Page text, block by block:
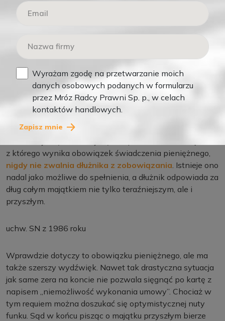
wyr. SN z 2000 roku
W tej konkretnej sprawie był to wniosek na niekorzyść
banku, ale na placu budowy przekłada się na niekorzyść
wykonawcy. Puste konto nie oznacza bowiem zielonego
światła dla skasowania obowiązku prowadzenia robót.
Bankruta in spe też wiążą umowy.
Niewypłacalność dłużnika
z którego wynika obowiązek świadczenia pieniężnego,
nigdy nie zwalnia dłużnika z zobowiązania. Istnieje ono
nadal jako możliwe do spełnienia, a dłużnik odpowiada za
dług całym majątkiem nie tylko teraźniejszym, ale i
przyszłym.
uchw. SN z 1986 roku
Wprawdzie dotyczy to obowiązku pieniężnego, ale ma
także szerszy wydźwięk. Nawet tak drastyczna sytuacja
jak same zera na koncie nie pozwala sięgnąć po kartę z
napisem „niemożliwość wykonania umowy”. Chociaż w
tym requiem można doszukać się optymistycznej nuty
funku. Sąd w końcu pisząc o majątku przyszłym bierze
Wyrażam zgodę na przetwarzanie moich
danych osobowych podanych w formularzu
przez Mróz Radcy Prawni Sp. p., w celach
kontaktów handlowych.
Zapisz mnie